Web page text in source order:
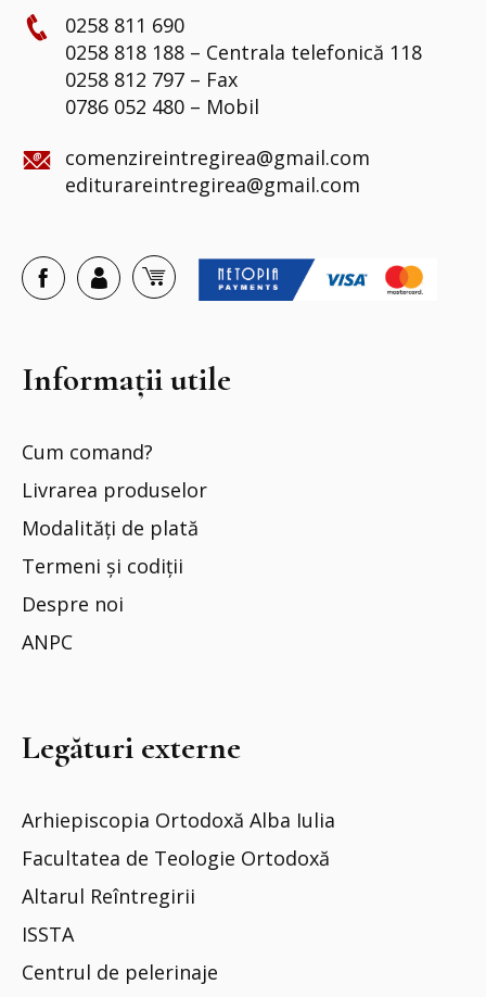
0258 811 690
0258 818 188 – Centrala telefonică 118
0258 812 797 – Fax
0786 052 480 – Mobil
comenzireintregirea@gmail.com
editurareintregirea@gmail.com
Informații utile
Cum comand?
Livrarea produselor
Modalități de plată
Termeni și codiții
Despre noi
ANPC
Legături externe
Arhiepiscopia Ortodoxă Alba Iulia
Facultatea de Teologie Ortodoxă
Altarul Reîntregirii
ISSTA
Centrul de pelerinaje